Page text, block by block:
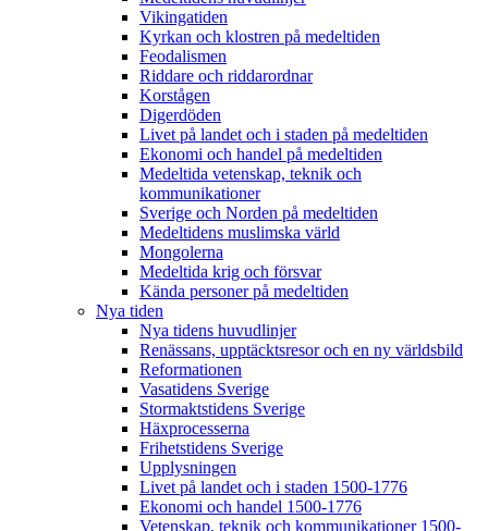
Vikingatiden
Kyrkan och klostren på medeltiden
Feodalismen
Riddare och riddarordnar
Korstågen
Digerdöden
Livet på landet och i staden på medeltiden
Ekonomi och handel på medeltiden
Medeltida vetenskap, teknik och
kommunikationer
Sverige och Norden på medeltiden
Medeltidens muslimska värld
Mongolerna
Medeltida krig och försvar
Kända personer på medeltiden
Nya tiden
Nya tidens huvudlinjer
Renässans, upptäcktsresor och en ny världsbild
Reformationen
Vasatidens Sverige
Stormaktstidens Sverige
Häxprocesserna
Frihetstidens Sverige
Upplysningen
Livet på landet och i staden 1500-1776
Ekonomi och handel 1500-1776
Vetenskap, teknik och kommunikationer 1500-